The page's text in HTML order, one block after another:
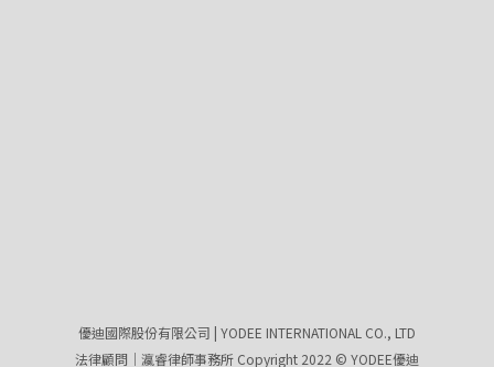
優迪國際股份有限公司 | YODEE INTERNATIONAL CO., LTD
法律顧問｜瀛睿律師事務所 Copyright 2022 © YODEE優迪